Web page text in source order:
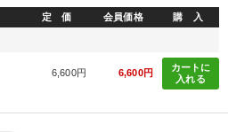
定 価 会員価格 購 入
6,600円 6,600円
カートに
入れる